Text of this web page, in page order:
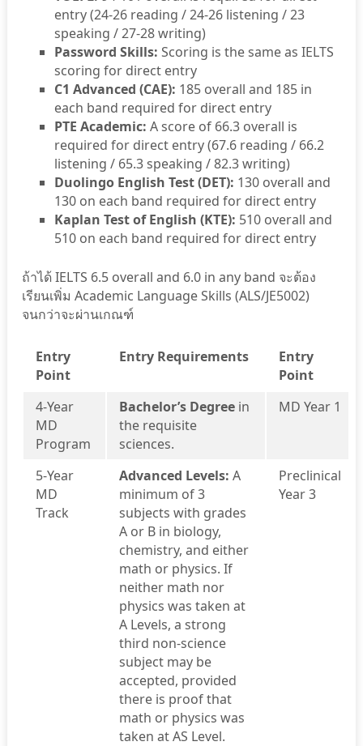
entry (24-26 reading / 24-26 listening / 23
speaking / 27-28 writing)
Password Skills: Scoring is the same as IELTS
scoring for direct entry
C1 Advanced (CAE): 185 overall and 185 in
each band required for direct entry
PTE Academic: A score of 66.3 overall is
required for direct entry (67.6 reading / 66.2
listening / 65.3 speaking / 82.3 writing)
Duolingo English Test (DET): 130 overall and
130 on each band required for direct entry
Kaplan Test of English (KTE): 510 overall and
510 on each band required for direct entry
ถ้าได้ IELTS 6.5 overall and 6.0 in any band จะต้อง
เรียนเพิ่ม Academic Language Skills (ALS/JE5002)
จนกว่าจะผ่านเกณฑ์
Entry
Point
Entry Requirements
Entry
Point
4-Year
MD
Program
Bachelor’s Degree in
the requisite
sciences.
MD Year 1
5-Year
MD
Track
Advanced Levels: A
minimum of 3
subjects with grades
A or B in biology,
chemistry, and either
math or physics. If
neither math nor
physics was taken at
A Levels, a strong
third non-science
subject may be
accepted, provided
there is proof that
math or physics was
taken at AS Level.
Preclinical
Year 3